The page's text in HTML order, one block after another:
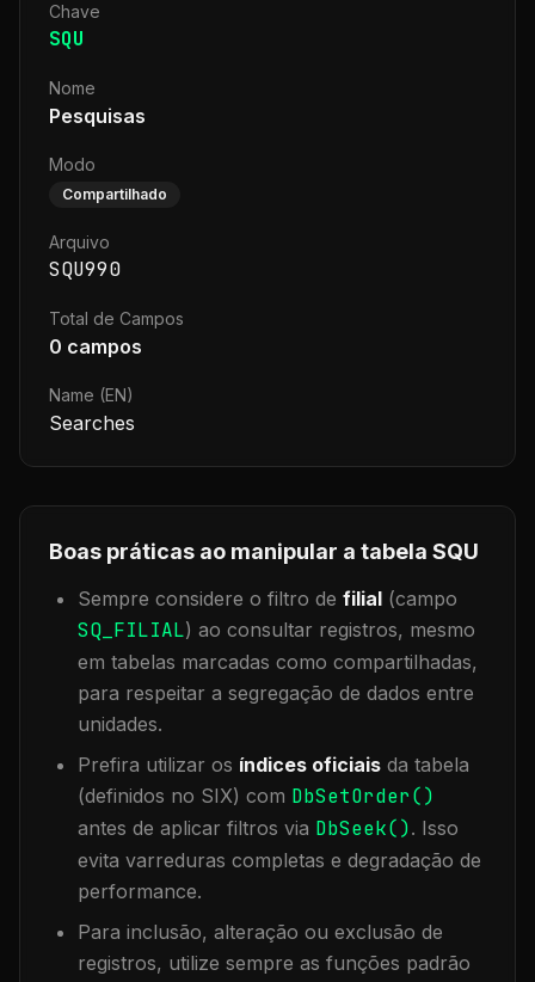
Chave
SQU
Nome
Pesquisas
Modo
Compartilhado
Arquivo
SQU990
Total de Campos
0 campos
Name (EN)
Searches
Boas práticas ao manipular a tabela SQU
Sempre considere o filtro de filial (campo
SQ_FILIAL) ao consultar registros, mesmo
em tabelas marcadas como compartilhadas,
para respeitar a segregação de dados entre
unidades.
Prefira utilizar os índices oficiais da tabela
(definidos no SIX) com DbSetOrder()
antes de aplicar filtros via DbSeek(). Isso
evita varreduras completas e degradação de
performance.
Para inclusão, alteração ou exclusão de
registros, utilize sempre as funções padrão